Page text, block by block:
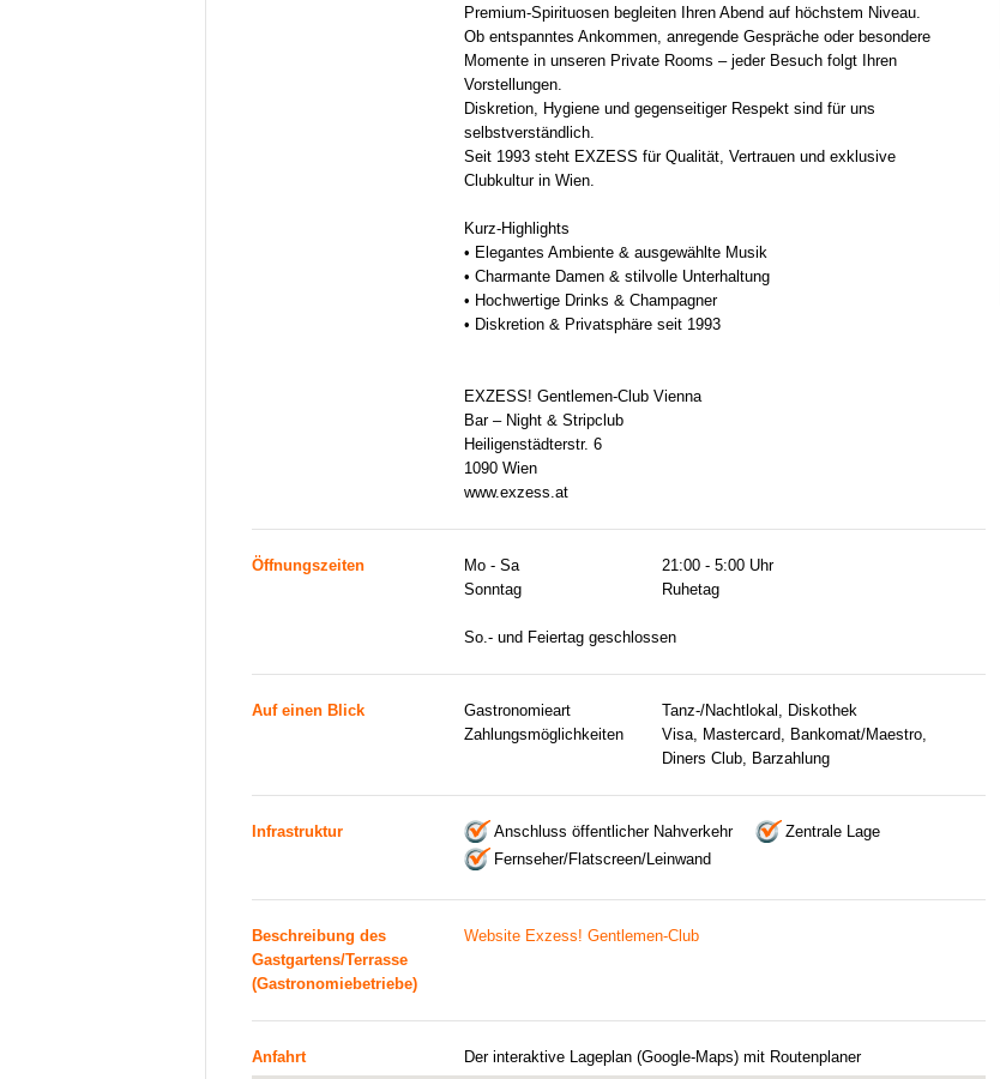
Premium-Spirituosen begleiten Ihren Abend auf höchstem Niveau.
Ob entspanntes Ankommen, anregende Gespräche oder besondere
Momente in unseren Private Rooms – jeder Besuch folgt Ihren
Vorstellungen.
Diskretion, Hygiene und gegenseitiger Respekt sind für uns
selbstverständlich.
Seit 1993 steht EXZESS für Qualität, Vertrauen und exklusive
Clubkultur in Wien.
Kurz-Highlights
• Elegantes Ambiente & ausgewählte Musik
• Charmante Damen & stilvolle Unterhaltung
• Hochwertige Drinks & Champagner
• Diskretion & Privatsphäre seit 1993
EXZESS! Gentlemen-Club Vienna
Bar – Night & Stripclub
Heiligenstädterstr. 6
1090 Wien
www.exzess.at
Öffnungszeiten Mo - Sa
21:00 - 5:00 Uhr
Sonntag
Ruhetag
So.- und Feiertag geschlossen
Auf einen Blick Gastronomieart
Tanz-/Nachtlokal, Diskothek
Zahlungsmöglichkeiten
Visa, Mastercard, Bankomat/Maestro,
Diners Club, Barzahlung
Infrastruktur Anschluss öffentlicher Nahverkehr
Zentrale Lage
Fernseher/Flatscreen/Leinwand
Beschreibung des
Gastgartens/Terrasse
(Gastronomiebetriebe)
Website Exzess! Gentlemen-Club
Anfahrt Der interaktive Lageplan (Google-Maps) mit Routenplaner